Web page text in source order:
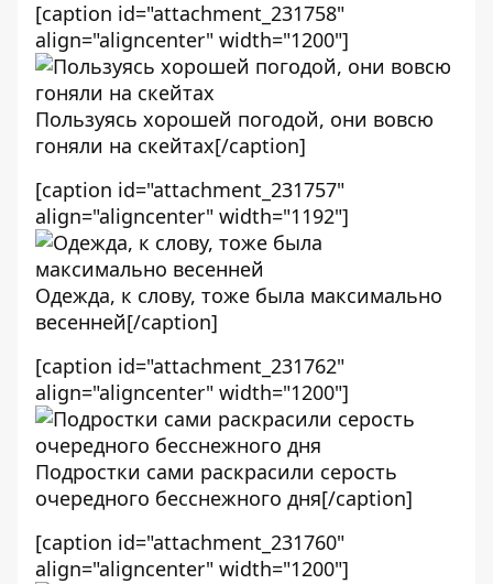
[caption id="attachment_231758"
align="aligncenter" width="1200"]
Пользуясь хорошей погодой, они вовсю
гоняли на скейтах[/caption]
[caption id="attachment_231757"
align="aligncenter" width="1192"]
Одежда, к слову, тоже была максимально
весенней[/caption]
[caption id="attachment_231762"
align="aligncenter" width="1200"]
Подростки сами раскрасили серость
очередного бесснежного дня[/caption]
[caption id="attachment_231760"
align="aligncenter" width="1200"]